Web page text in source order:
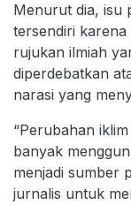
Menurut dia, isu
tersendiri karena
rujukan ilmiah
diperdebatkan
narasi yang
“Perubahan
banyak
menjadi sumber
jurnalis untuk